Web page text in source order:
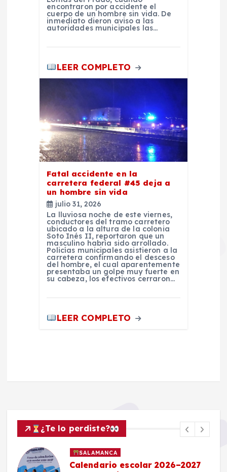
encontraron por accidente el
cuerpo de un hombre sin vida. De
inmediato dieron aviso a las
autoridades municipales las…
LEER COMPLETO
Fatal accidente en la
carretera federal #45 deja a
un hombre sin vida
julio 31, 2026
La lluviosa noche de este viernes,
conductores del tramo carretero
ubicado a la altura de la colonia
Soto Inés II, reportaron que un
masculino habría sido arrollado.
Policías municipales asistieron a la
carretera confirmando el desceso
del hombre, el cual aparentemente
presentaba un golpe muy fuerte en
su cabeza, los efectivos cerraron…
LEER COMPLETO
¿Te lo perdiste?
SALAMANCA
Calendario escolar 2026–2027